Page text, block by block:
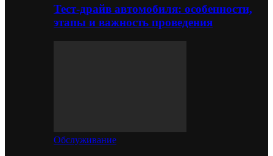
Тест-драйв автомобиля: особенности,
этапы и важность проведения
Обслуживание